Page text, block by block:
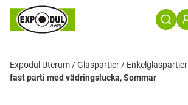
Expodul Uterum/Glaspartier/ Enkelglaspartier
fast parti med vädringslucka, Sommar